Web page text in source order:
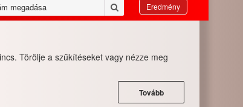
Eredmény
Törölje a szűkítéseket vagy nézze meg
Tovább